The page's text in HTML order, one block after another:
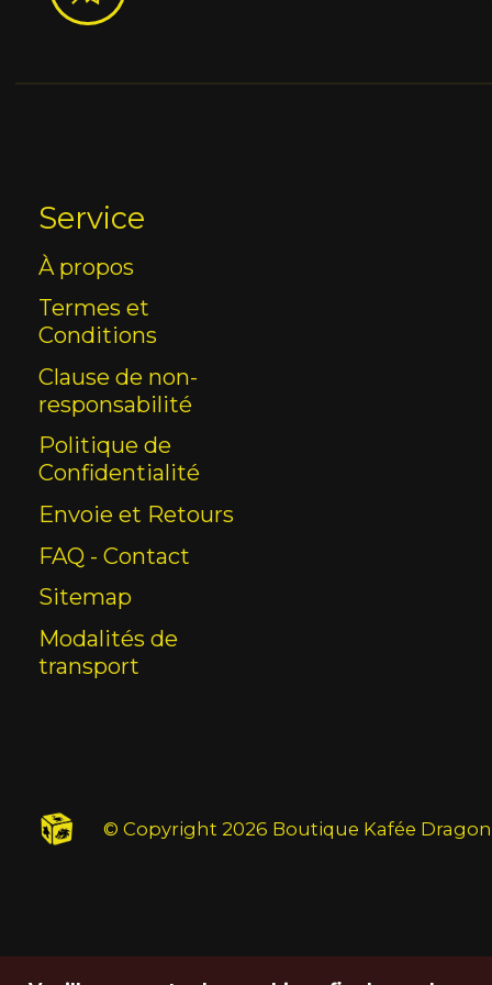
Service
À propos
Termes et
Conditions
Clause de non-
responsabilité
Politique de
Confidentialité
Envoie et Retours
FAQ - Contact
Sitemap
Modalités de
transport
© Copyright 2026 Boutique Kafée Dragon